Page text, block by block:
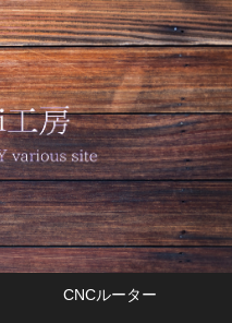
CNCルーター